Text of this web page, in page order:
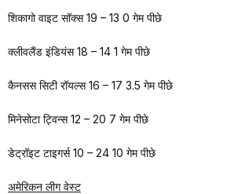
शिकागो वाइट सॉक्स 19 – 13 0 गेम पीछे
क्लीवलैंड इंडियंस 18 – 14 1 गेम पीछे
कैनसस सिटी रॉयल्स 16 – 17 3.5 गेम पीछे
मिनेसोटा ट्विन्स 12 – 20 7 गेम पीछे
डेट्रॉइट टाइगर्स 10 – 24 10 गेम पीछे
अमेरिकन लीग वेस्ट